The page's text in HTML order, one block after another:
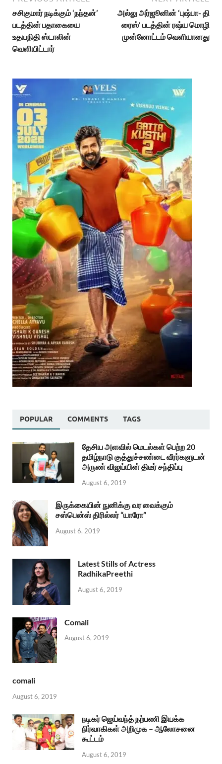
சசிகுமார் நடிக்கும் ‘நந்தன்’
படத்தின் பதாகையை
உதயநிதி ஸ்டாலின்
வெளியிட்டார்
அல்லு அர்ஜூனின் ‘புஷ்பா- தி
ரைஸ்’ படத்தின் ரஷ்ய மொழி
முன்னோட்டம் வெளியானது
POPULAR COMMENTS TAGS
தேசிய அளவில் மெடல்கள் பெற்ற 20
தமிழ்நாடு குத்துச்சண்டை வீரர்களுடன்
அருண் விஜய்யின் திடீர் சந்திப்பு
August 6, 2019
இருக்கையின் நுனிக்கு வர வைக்கும்
சஸ்பென்ஸ் திரில்லர் “யாரோ”
August 6, 2019
Latest Stills of Actress
RadhikaPreethi
August 6, 2019
Comali
August 6, 2019
comali
August 6, 2019
நடிகர் ஜெய்வந்த் நற்பணி இயக்க
நிர்வாகிகள் அறிமுக – ஆலோசனை
கூட்டம்
August 6, 2019